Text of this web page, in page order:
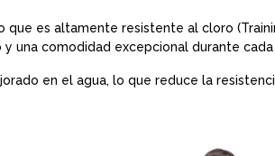
es altamente resistente al cloro
una comodidad excepcional durante
en el agua, lo que reduce la